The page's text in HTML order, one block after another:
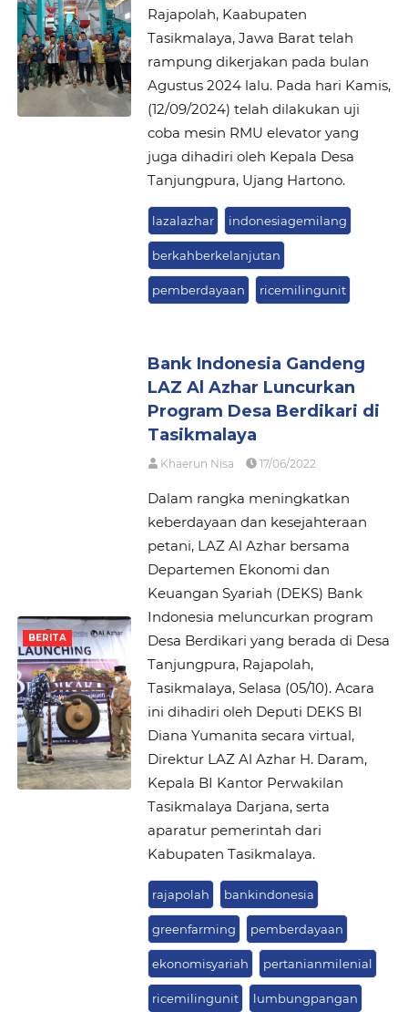
Rajapolah, Kaabupaten
Tasikmalaya, Jawa Barat telah
rampung dikerjakan pada bulan
Agustus 2024 lalu. Pada hari Kamis,
(12/09/2024) telah dilakukan uji
coba mesin RMU elevator yang
juga dihadiri oleh Kepala Desa
Tanjungpura, Ujang Hartono.
lazalazhar indonesiagemilang
berkahberkelanjutan
pemberdayaan ricemilingunit
BERITA
Bank Indonesia Gandeng
LAZ Al Azhar Luncurkan
Program Desa Berdikari di
Tasikmalaya
Khaerun Nisa 17/06/2022
Dalam rangka meningkatkan
keberdayaan dan kesejahteraan
petani, LAZ Al Azhar bersama
Departemen Ekonomi dan
Keuangan Syariah (DEKS) Bank
Indonesia meluncurkan program
Desa Berdikari yang berada di Desa
Tanjungpura, Rajapolah,
Tasikmalaya, Selasa (05/10). Acara
ini dihadiri oleh Deputi DEKS BI
Diana Yumanita secara virtual,
Direktur LAZ Al Azhar H. Daram,
Kepala BI Kantor Perwakilan
Tasikmalaya Darjana, serta
aparatur pemerintah dari
Kabupaten Tasikmalaya.
rajapolah bankindonesia
greenfarming pemberdayaan
ekonomisyariah pertanianmilenial
ricemilingunit lumbungpangan